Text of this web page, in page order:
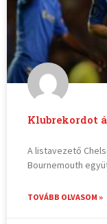
Klubrekordot
A listavezető
Bournemouth
TOVÁBB OLVASOM »